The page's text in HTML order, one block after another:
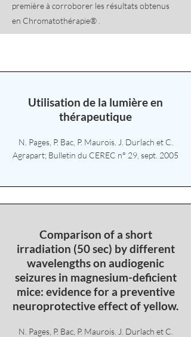
première à corroborer les résultats obtenus
en Chromatothérapie® .
Utilisation de la lumière en
thérapeutique
N. Pages, P. Bac, P. Maurois. J. Durlach et C.
Agrapart; Bulletin du CEREC n° 29, sept. 2005
Comparison of a short
irradiation (50 sec) by different
wavelengths on audiogenic
seizures in magnesium-deficient
mice: evidence for a preventive
neuroprotective effect of yellow.
N. Pages, P. Bac, P. Maurois. J. Durlach et C.